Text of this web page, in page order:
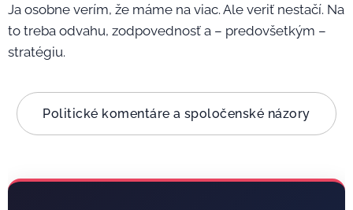
Ja osobne verím, že máme na viac. Ale veriť nestačí. Na
to treba odvahu, zodpovednosť a – predovšetkým –
stratégiu.
Politické komentáre a spoločenské názory